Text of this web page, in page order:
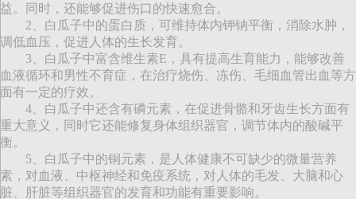
益。同时，还能够促进伤口的快速愈合。
2、白瓜子中的蛋白质，可维持体内钾钠平衡，消除水肿，
调低血压，促进人体的生长发育。
3、白瓜子中富含维生素E，具有提高生育能力，能够改善
血液循环和男性不育症，在治疗烧伤、冻伤、毛细血管出血等方
面有一定的疗效。
4、白瓜子中还含有磷元素，在促进骨骼和牙齿生长方面有
重大意义，同时它还能修复身体组织器官，调节体内的酸碱平
衡。
5、白瓜子中的铜元素，是人体健康不可缺少的微量营养
素，对血液、中枢神经和免疫系统，对人体的毛发、大脑和心
脏、肝脏等组织器官的发育和功能有重要影响。